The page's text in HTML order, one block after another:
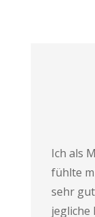
Ich als
fühlte
sehr
jegliche